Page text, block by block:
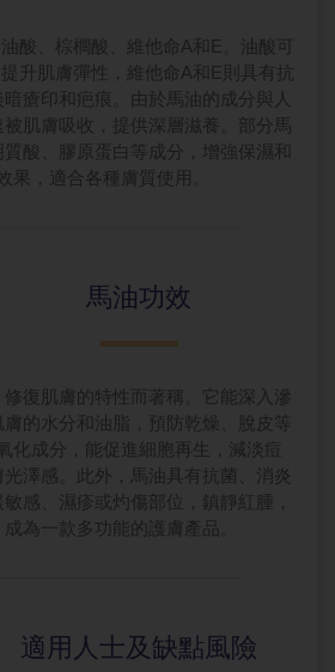
酸、棕櫚酸、維他命A和E。油酸可
升肌膚彈性，維他命A和E則具有抗
暗瘡印和疤痕。由於馬油的成分與人
肌膚吸收，提供深層滋養。部分馬
酸、膠原蛋白等成分，增強保濕和
果，適合各種膚質使用。
馬油功效
復肌膚的特性而著稱。它能深入滲
的水分和油脂，預防乾燥、脫皮等
化成分，能促進細胞再生，減淡痘
澤感。此外，馬油具有抗菌、消炎
感、濕疹或灼傷部位，鎮靜紅腫，
為一款多功能的護膚產品。
適用人士及缺點風險